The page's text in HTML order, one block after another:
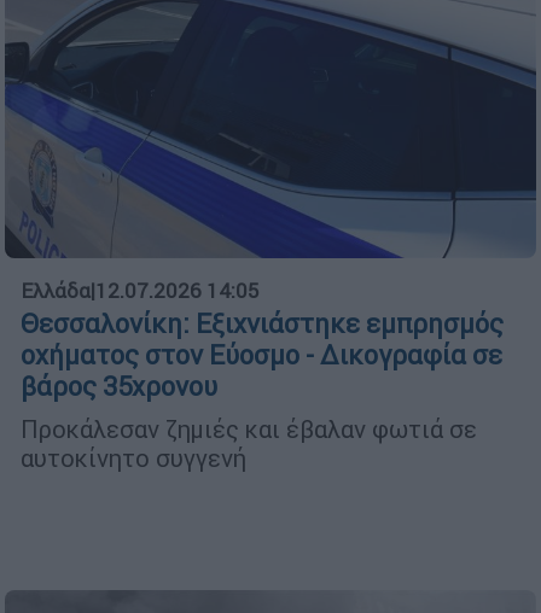
Ελλάδα|12.07.2026 14:05
Θεσσαλονίκη: Εξιχνιάστηκε εμπρησμός
οχήματος στον Εύοσμο - Δικογραφία σε
βάρος 35χρονου
Προκάλεσαν ζημιές και έβαλαν φωτιά σε
αυτοκίνητο συγγενή